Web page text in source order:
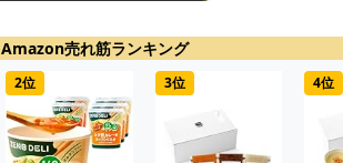
Amazon売れ筋ランキング
2位 3位 4位